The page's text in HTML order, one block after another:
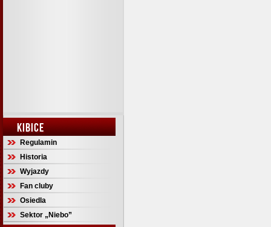
KIBICE
Regulamin
Historia
Wyjazdy
Fan cluby
Osiedla
Sektor „Niebo”